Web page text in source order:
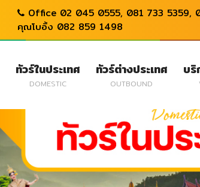
Office 02 045 0555, 081 733 5359,
คุณโบอิ้ง 082 859 1498
ทัวร์ในประเทศ
DOMESTIC
ทัวร์ต่างประเทศ
OUTBOUND
บริ